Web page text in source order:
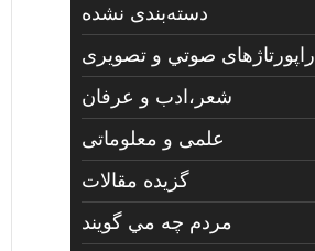
دسته‌بندی نشده
راپورتاژهای صوتي و تصويری
شعر،ادب و عرفان
علمی و معلوماتی
گزیده مقالات
مردم چه مي گويند